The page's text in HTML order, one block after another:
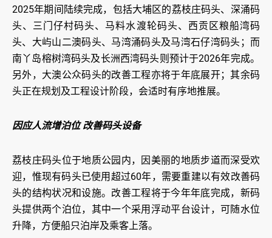
2025年期间陆续完成，包括大埔区的荔枝庄码头、深涌码
头、三门仔村码头、马料水渡轮码头、西贡区粮船湾码
头、大屿山二澳码头、马湾涌码头及马湾石仔湾码头；而
南丫岛榕树湾码头及长洲西湾码头则预计于2026年完成。
另外，大澳公众码头的改善工程亦将于年底展开；其余码
头正在规划及工程设计阶段，会适时有序地推展。
因应人流增泊位 改善码头设备
荔枝庄码头位于地质公园内，因美丽的地质步道而深受欢
迎，惟现有码头已使用超过60年，需要重建以有效改善码
头的结构状况和设施。改善工程将于今年年底完成，新码
头提供两个泊位，其中一个采用浮动平台设计，可随水位
升降，方便船只泊岸及乘客上落。